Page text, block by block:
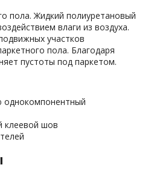
пола. Жидкий полиуретановый
влаги из воздуха.
участков
пола. Благодаря
пустоты под паркетом.
однокомпонентный
клеевой шов